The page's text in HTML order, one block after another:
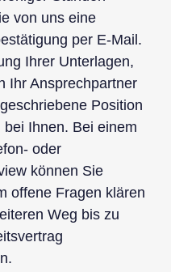
von uns eine
per E-Mail.
Ihrer Unterlagen,
Ihr Ansprechpartner
Position
bei Ihnen. Bei einem
oder
können Sie
offene Fragen klären
Weg bis zu